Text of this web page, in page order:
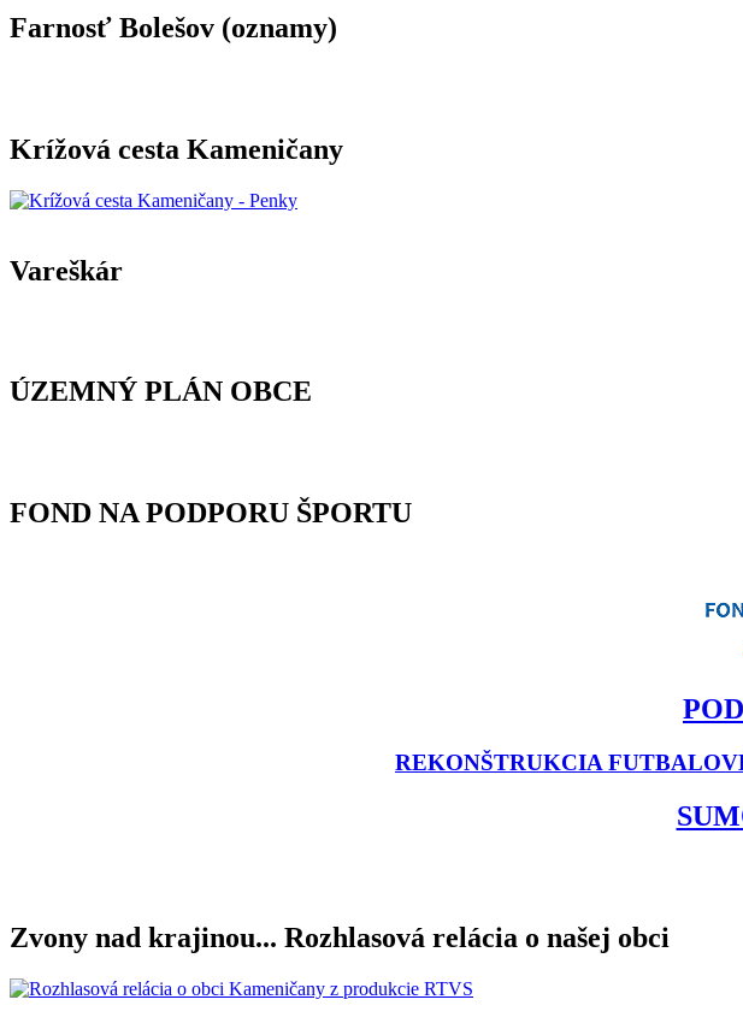
Farnosť Bolešov (oznamy)
Krížová cesta Kameničany
Vareškár
ÚZEMNÝ PLÁN OBCE
FOND NA PODPORU ŠPORTU
REKONŠTRUKCIA
Zvony nad krajinou... Rozhlasová relácia o našej obci